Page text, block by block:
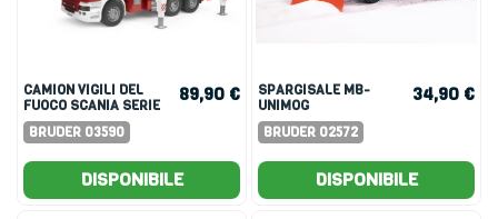
CAMION VIGILI DEL
FUOCO SCANIA SERIE
R
BRUDER 03590
89,90 €
DISPONIBILE
SPARGISALE MB-
UNIMOG
BRUDER 02572
34,90 €
DISPONIBILE